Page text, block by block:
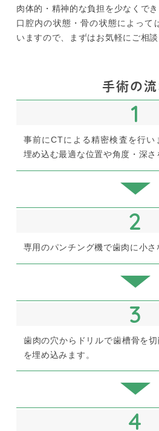
肉体的・精神的な負担を少なくでき
口腔内の状態・骨の状態によって
いますので、まずはお気軽にご相談
手術の
1
事前にCTによる精密検査を行い
埋め込む最適な位置や角度・深さ
2
専用のパンチング機で歯肉に小さ
3
歯肉の穴からドリルで歯槽骨を
を埋め込みます。
4